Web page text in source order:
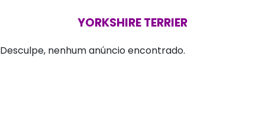
YORKSHIRE TERRIER
Desculpe, nenhum anúncio encontrado.